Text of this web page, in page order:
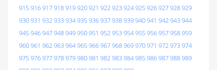
915916917918919920921 922923924925926927928929
930931 932933934935936937938939940941 942943944
945946947948949950951 952953954955956957958959
960961 962963964965966967968969970971 972973974
975976977978979980981 982983984985986987988989